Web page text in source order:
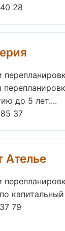
28
до 5 лет....
37
79